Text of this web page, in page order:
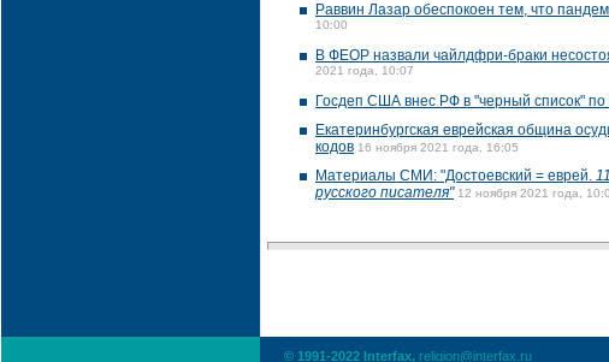
Раввин Лазар обеспокоен тем, что
10:00
В ФЕОР назвали чайлдфри-браки
2021 года, 10:07
Госдеп США внес РФ в "черный список"
Екатеринбургская еврейская община
кодов 16 ноября 2021 года, 16:05
Материалы СМИ: "Достоевский = еврей.
русского писателя" 12 ноября 2021 года,
© 1991-2022 Interfax, religion@interfax.ru